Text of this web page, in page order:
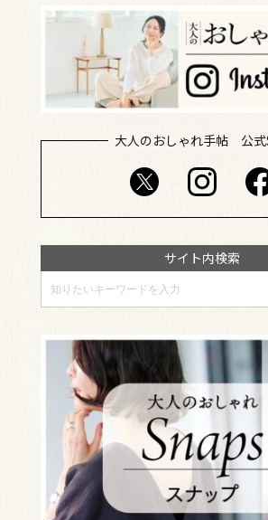
大人のおしゃれ手帖 公式
サイト内検索